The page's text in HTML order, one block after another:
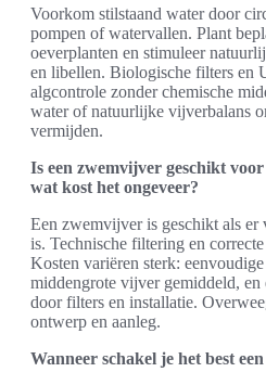
Voorkom stilstaand water door
pompen of watervallen. Plant
oeverplanten en stimuleer
en libellen. Biologische filters en
algcontrole zonder chemische
water of natuurlijke vijverbalans
vermijden.
Is een zwemvijver geschikt
wat kost het ongeveer?
Een zwemvijver is geschikt als er
is. Technische filtering en
Kosten variëren sterk:
middengrote vijver gemiddeld,
door filters en installatie.
ontwerp en aanleg.
Wanneer schakel je het best